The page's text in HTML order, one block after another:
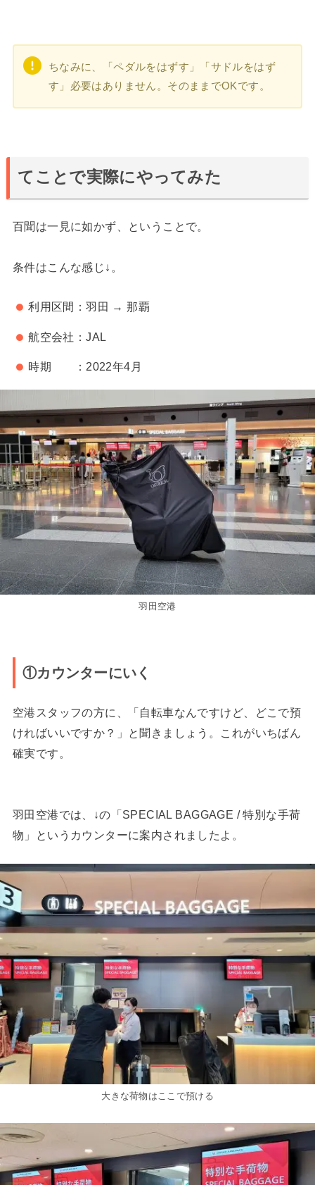
ちなみに、「ペダルをはずす」「サドルをはず
す」必要はありません。そのままでOKです。
てことで実際にやってみた
百聞は一見に如かず、ということで。
条件はこんな感じ↓。
利用区間：羽田 → 那覇
航空会社：JAL
時期 ：2022年4月
羽田空港
①カウンターにいく
空港スタッフの方に、「自転車なんですけど、どこで預
ければいいですか？」と聞きましょう。これがいちばん
確実です。
羽田空港では、↓の「SPECIAL BAGGAGE / 特別な手荷
物」というカウンターに案内されましたよ。
大きな荷物はここで預ける